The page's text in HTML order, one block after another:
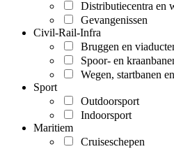
Distributiecentra en
Gevangenissen
Civil-Rail-Infra
Bruggen en
Spoor- en
Wegen, startbanen
Sport
Outdoorsport
Indoorsport
Maritiem
Cruiseschepen